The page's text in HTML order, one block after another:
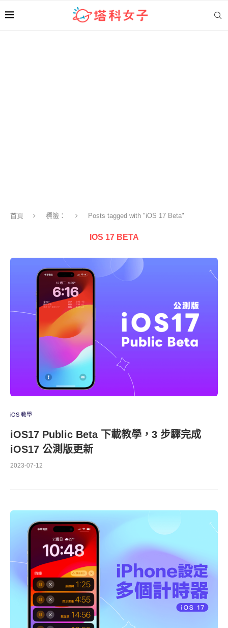
首頁 標籤： Posts tagged with "iOS 17 Beta"
IOS 17 BETA
iOS 教學
iOS17 Public Beta 下載教學，3 步驟完成
iOS17 公測版更新
2023-07-12